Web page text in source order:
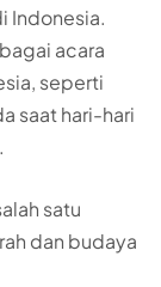
Indonesia.
acara
seperti
saat hari-hari
satu
dan budaya